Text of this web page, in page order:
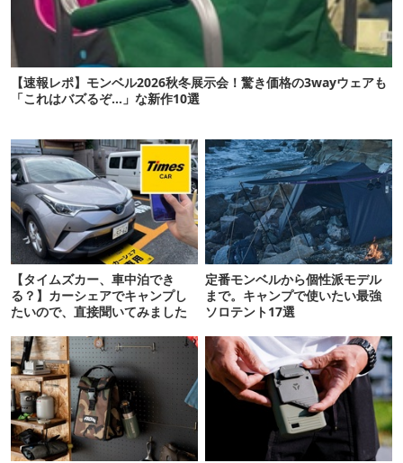
【速報レポ】モンベル2026秋冬展示会！驚き価格の3wayウェアも
「これはバズるぞ…」な新作10選
【タイムズカー、車中泊でき
る？】カーシェアでキャンプし
たいので、直接聞いてみました
定番モンベルから個性派モデル
まで。キャンプで使いたい最強
ソロテント17選